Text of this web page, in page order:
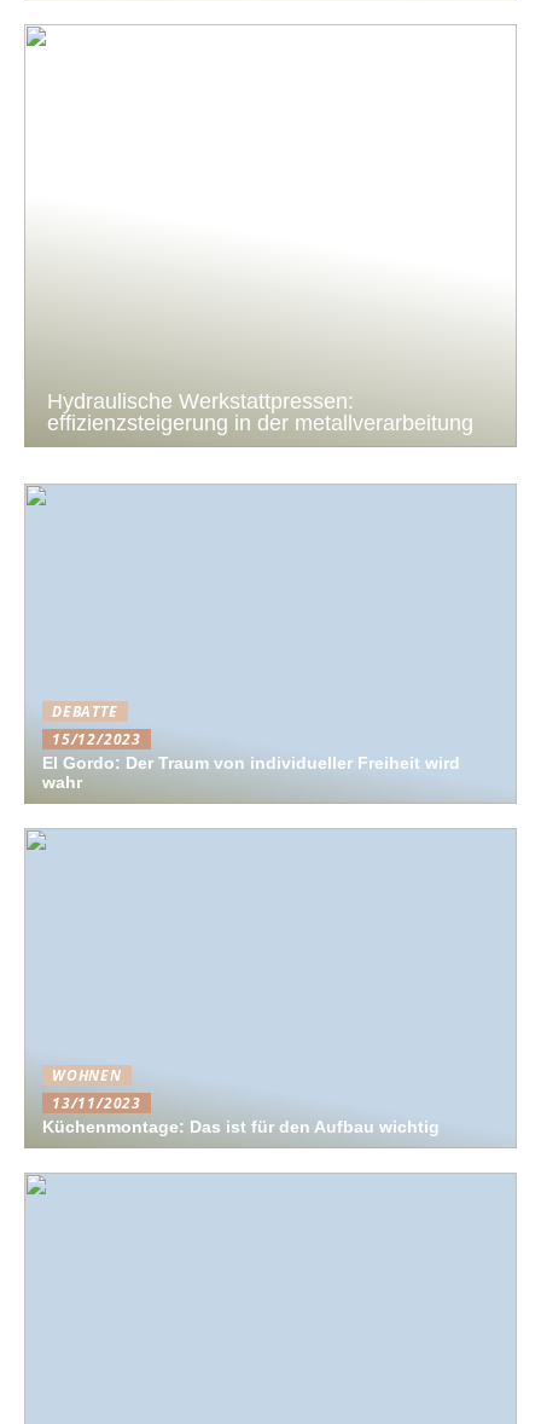
Hydraulische Werkstattpressen:
effizienzsteigerung in der metallverarbeitung
DEBATTE
15/12/2023
El Gordo: Der Traum von individueller Freiheit wird
wahr
WOHNEN
13/11/2023
Küchenmontage: Das ist für den Aufbau wichtig